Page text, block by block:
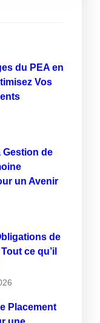
du PEA en
Vos
Gestion de
un Avenir
de
ce qu’il
Placement